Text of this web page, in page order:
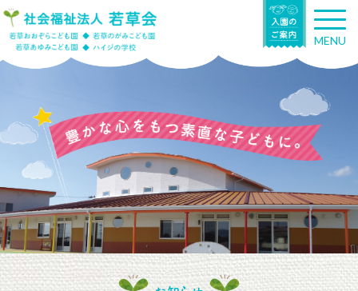
T
o
g
n
g
a
t
n
MENU